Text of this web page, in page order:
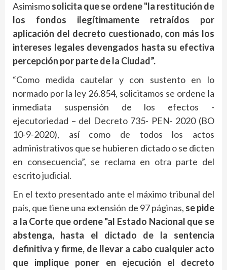
Asimismosolicita que se ordene "la restitución de
los fondos ilegítimamente retraídos por
aplicación del decreto cuestionado, con más los
intereses legales devengados hasta su efectiva
percepción por parte de la Ciudad”.
“Como medida cautelar y con sustento en lo
normado por la ley 26.854, solicitamos se ordene la
inmediata suspensión de los efectos -
ejecutoriedad – del Decreto 735- PEN- 2020 (BO
10-9-2020), así como de todos los actos
administrativos que se hubieren dictado o se dicten
en consecuencia”, se reclama en otra parte del
escrito judicial.
En el texto presentado ante el máximo tribunal del
país, que tiene una extensión de 97 páginas, se pide
a la Corte que ordene "al Estado Nacional que se
abstenga, hasta el dictado de la sentencia
definitiva y firme, de llevar a cabo cualquier acto
que implique poner en ejecución el decreto